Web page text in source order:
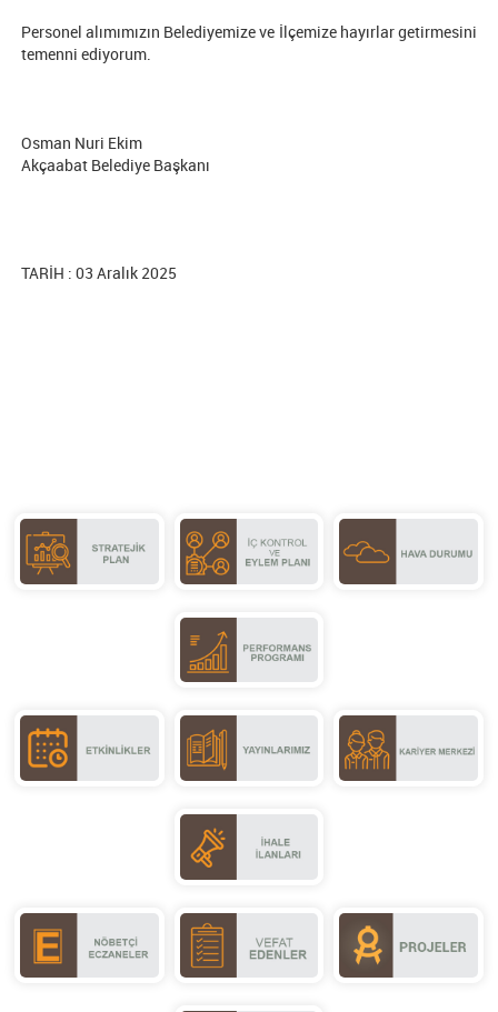
Personel alımımızın Belediyemize ve İlçemize hayırlar getirmesini
temenni ediyorum.
Osman Nuri Ekim
Akçaabat Belediye Başkanı
TARİH : 03 Aralık 2025